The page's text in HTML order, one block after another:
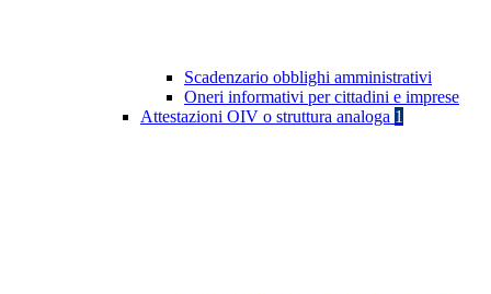
Scadenzario obblighi amministrativi
Oneri informativi per cittadini e imprese
Attestazioni OIV o struttura analoga 1